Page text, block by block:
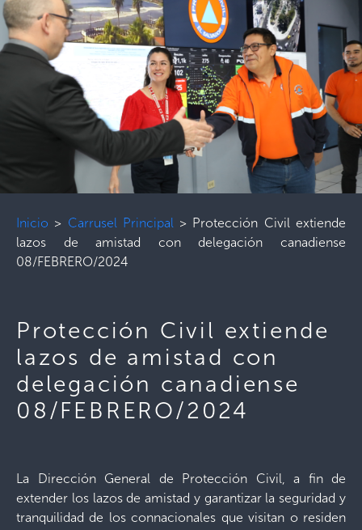
Inicio > Carrusel Principal > Protección Civil extiende
lazos de amistad con delegación canadiense
08/FEBRERO/2024
Protección Civil extiende
lazos de amistad con
delegación canadiense
08/FEBRERO/2024
La Dirección General de Protección Civil, a fin de
extender los lazos de amistad y garantizar la seguridad y
tranquilidad de los connacionales que visitan o residen